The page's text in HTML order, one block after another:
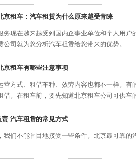
京租车：汽车租赁为什么原来越受青睐
务现在越来越受到国内企事业单位和个人用
司就为您分析汽车租赁给您带来的优势。
京租车有哪些注意事项
营方式、租借车种、效劳内容也都不一样。有
。在租车前，要先知道北京租车公司可供车
汽车租赁的常见方式
我们不能盲目地接受一些条件。北京最可靠